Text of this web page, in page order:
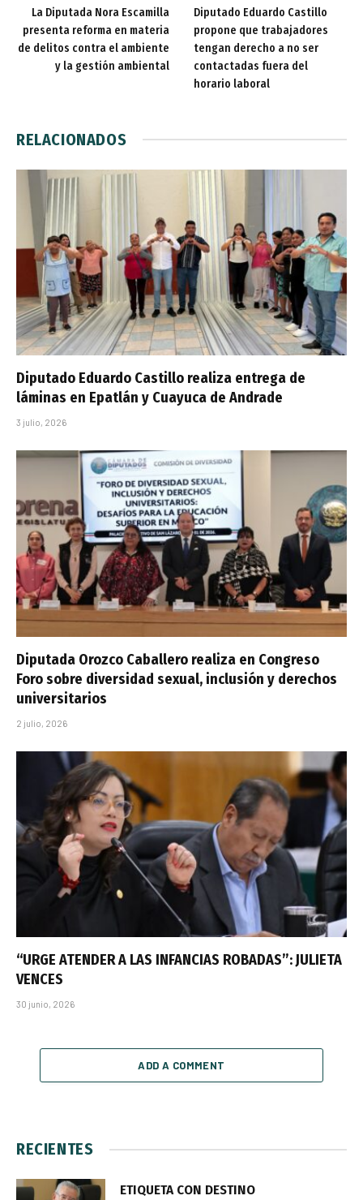
La Diputada Nora Escamilla
presenta reforma en materia
de delitos contra el ambiente
y la gestión ambiental
Diputado Eduardo Castillo
propone que trabajadores
tengan derecho a no ser
contactadas fuera del
horario laboral
RELACIONADOS
Diputado Eduardo Castillo realiza entrega de
láminas en Epatlán y Cuayuca de Andrade
3 julio, 2026
Diputada Orozco Caballero realiza en Congreso
Foro sobre diversidad sexual, inclusión y derechos
universitarios
2 julio, 2026
“URGE ATENDER A LAS INFANCIAS ROBADAS”: JULIETA
VENCES
30 junio, 2026
ADD A COMMENT
RECIENTES
ETIQUETA CON DESTINO